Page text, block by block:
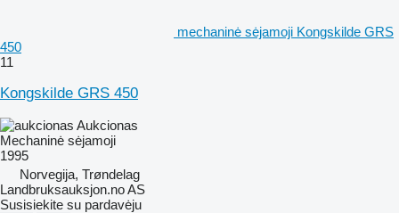
mechaninė sėjamoji Kongskilde GRS
450
11
Kongskilde GRS 450
Aukcionas
Mechaninė sėjamoji
1995
Norvegija, Trøndelag
Landbruksauksjon.no AS
Susisiekite su pardavėju